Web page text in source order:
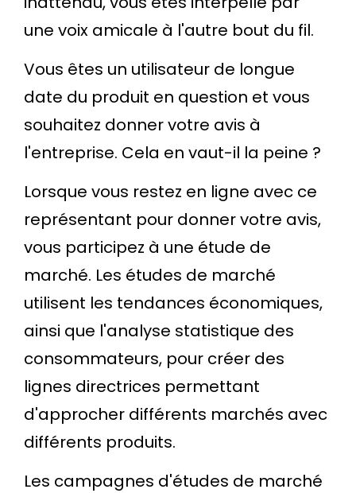
une voix amicale à l'autre bout du fil.
Vous êtes un utilisateur de longue
date du produit en question et vous
souhaitez donner votre avis à
l'entreprise. Cela en vaut-il la peine ?
Lorsque vous restez en ligne avec ce
représentant pour donner votre avis,
vous participez à une étude de
marché. Les études de marché
utilisent les tendances économiques,
ainsi que l'analyse statistique des
consommateurs, pour créer des
lignes directrices permettant
d'approcher différents marchés avec
différents produits.
Les campagnes d'études de marché